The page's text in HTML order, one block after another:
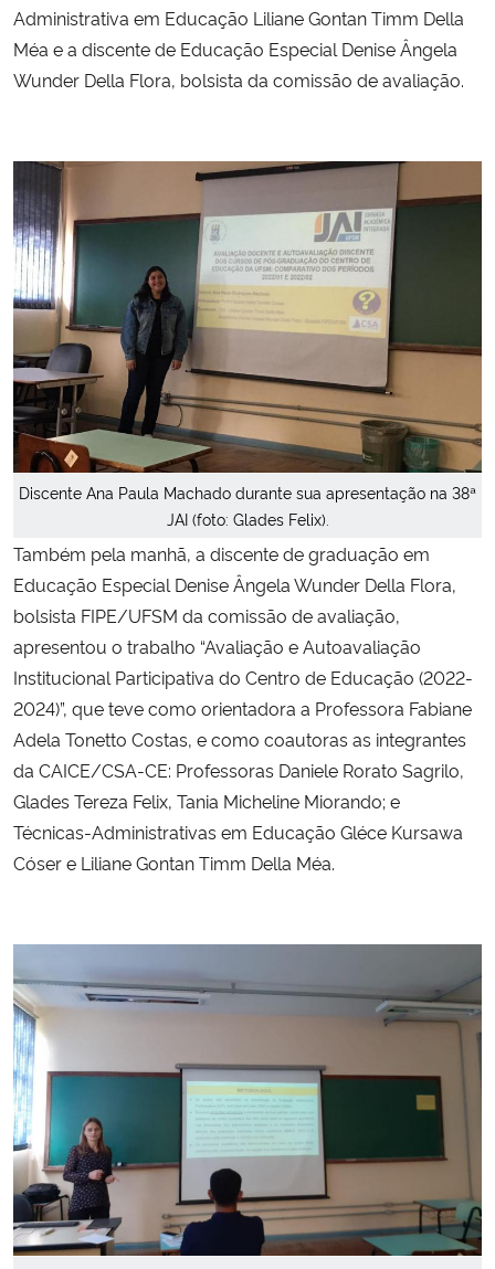
Advocacia-Geral da União
Administrativa em Educação Liliane Gontan Timm Della
Méa e a discente de Educação Especial Denise Ângela
Wunder Della Flora, bolsista da comissão de avaliação.
Discente Ana Paula Machado durante sua apresentação na 38ª
JAI (foto: Glades Felix).
Também pela manhã, a discente de graduação em
Educação Especial Denise Ângela Wunder Della Flora,
bolsista FIPE/UFSM da comissão de avaliação,
apresentou o trabalho “Avaliação e Autoavaliação
Institucional Participativa do Centro de Educação (2022-
2024)”, que teve como orientadora a Professora Fabiane
Adela Tonetto Costas, e como coautoras as integrantes
da CAICE/CSA-CE: Professoras Daniele Rorato Sagrilo,
Glades Tereza Felix, Tania Micheline Miorando; e
Técnicas-Administrativas em Educação Gléce Kursawa
Cóser e Liliane Gontan Timm Della Méa.